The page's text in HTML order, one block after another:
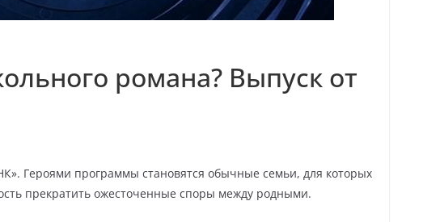
романа? Выпуск от
Героями программы становятся обычные семьи, для которых
прекратить ожесточенные споры между родными.